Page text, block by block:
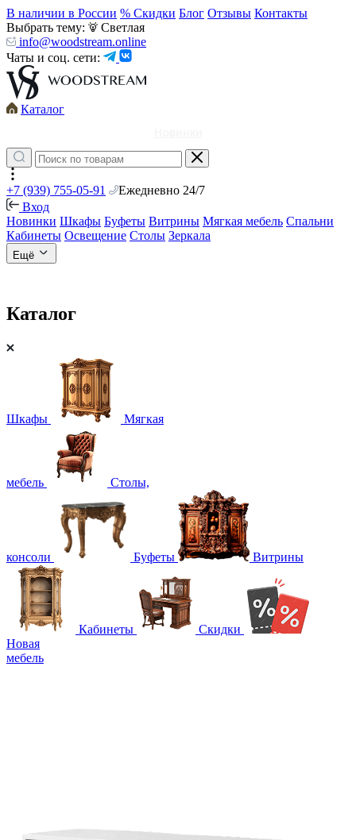
В наличии в России % Скидки Блог Отзывы Контакты
Выбрать тему:
Светлая
info@woodstream.online
Чаты и соц. сети:
Каталог
+7 (939) 755-05-91
Ежедневно 24/7
Вход
Новинки Шкафы Буфеты Витрины Мягкая мебель Спальни
Кабинеты Освещение Столы Зеркала
Ещё
Каталог
Шкафы Мягкая
мебель Столы,
консоли Буфеты Витрины
Кабинеты
Скидки
Новая
мебель